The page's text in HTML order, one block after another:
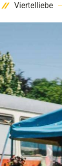
Viertelliebe